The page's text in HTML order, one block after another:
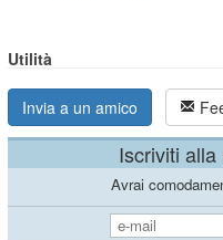
Utilità
Invia a un amico
Iscriviti
Avrai